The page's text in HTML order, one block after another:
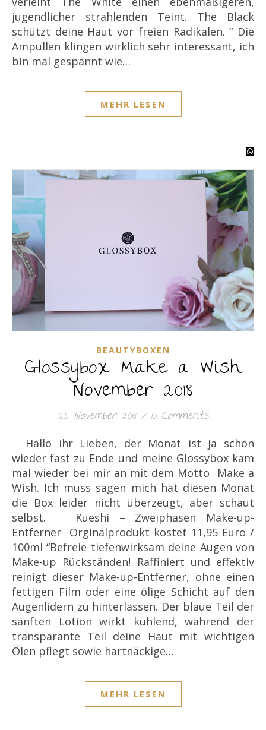
jugendlicher strahlenden Teint. The Black
schützt deine Haut vor freien Radikalen. “ Die
Ampullen klingen wirklich sehr interessant, ich
bin mal gespannt wie…
MEHR LESEN
BEAUTYBOXEN
Glossybox Make a Wish
November 2018
25. November 2018 / 15 Comments
Hallo ihr Lieben, der Monat ist ja schon
wieder fast zu Ende und meine Glossybox kam
mal wieder bei mir an mit dem Motto Make a
Wish. Ich muss sagen mich hat diesen Monat
die Box leider nicht überzeugt, aber schaut
selbst. Kueshi – Zweiphasen Make-up-
Entferner Orginalprodukt kostet 11,95 Euro /
100ml “Befreie tiefenwirksam deine Augen von
Make-up Rückständen! Raffiniert und effektiv
reinigt dieser Make-up-Entferner, ohne einen
fettigen Film oder eine ölige Schicht auf den
Augenlidern zu hinterlassen. Der blaue Teil der
sanften Lotion wirkt kühlend, während der
transparante Teil deine Haut mit wichtigen
Ölen pflegt sowie hartnäckige…
MEHR LESEN